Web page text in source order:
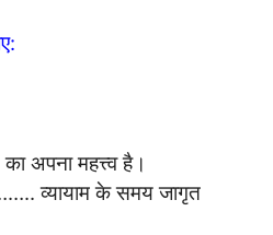
अपना महत्त्व है।
व्यायाम के समय जागृत